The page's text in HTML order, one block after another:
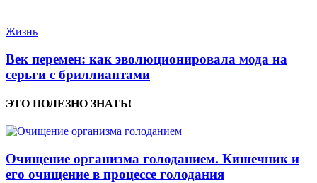
Жизнь
Век перемен: как эволюционировала мода на
серьги с бриллиантами
ЭТО ПОЛЕЗНО ЗНАТЬ!
Очищение организма голоданием. Кишечник и
его очищение в процессе голодания